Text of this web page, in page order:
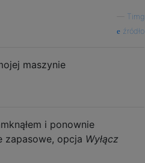
Timg
źródło
maszynie
i ponownie
zapasowe, opcja Wyłącz